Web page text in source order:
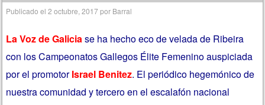
Publicado el2 octubre, 2017por Barral
La Voz de Galiciase ha hecho eco de velada de Ribeira
con los Campeonatos Gallegos Élite Femenino auspiciada
por el promotorIsrael Benitez. El periódico hegemónico de
nuestra comunidad y tercero en el escalafón nacional